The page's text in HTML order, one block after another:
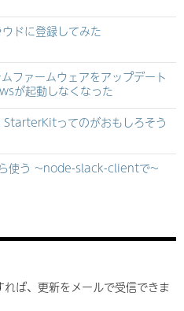
ドに登録してみた
ファームウェアをアップデート
が起動しなくなった
ってのがおもしろそう
使う ~node-slack-clientで~
ば、更新をメールで受信できま